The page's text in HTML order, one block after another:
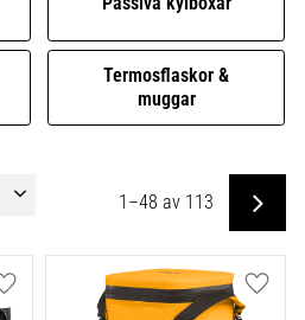
Termosflaskor &
muggar
1–48 av 113
Lägg till i favoriter Lägg